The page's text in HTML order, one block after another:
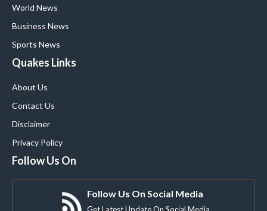
World News
Business News
Sports News
Quakes Links
About Us
Contact Us
Disclaimer
Privacy Policy
Follow Us On
Follow Us On Social Media
Get Latest Update On Social Media